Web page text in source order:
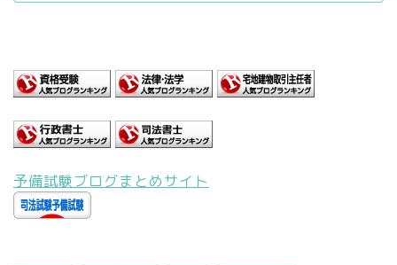
予備試験ブログまとめサイト